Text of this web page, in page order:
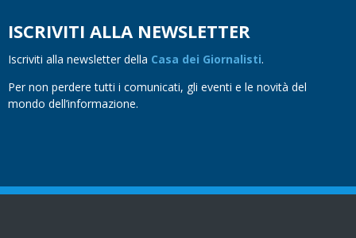
ISCRIVITI ALLA NEWSLETTER
Iscriviti alla newsletter della Casa dei Giornalisti.
Per non perdere tutti i comunicati, gli eventi e le novità del
mondo dell’informazione.